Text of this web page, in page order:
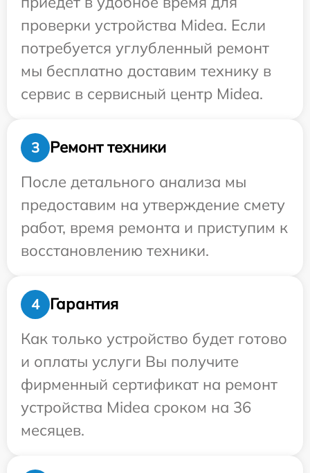
проверки устройства Midea. Если
потребуется углубленный ремонт
мы бесплатно доставим технику в
сервис в сервисный центр Midea.
3
Ремонт техники
После детального анализа мы
предоставим на утверждение смету
работ, время ремонта и приступим к
восстановлению техники.
4
Гарантия
Как только устройство будет готово
и оплаты услуги Вы получите
фирменный сертификат на ремонт
устройства Midea сроком на 36
месяцев.